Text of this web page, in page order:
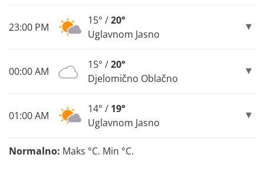
23:00 PM
15° /20°
Uglavnom Jasno
00:00 AM
15° /20°
Djelomično Oblačno
01:00 AM
14° / 19°
Uglavnom Jasno
Normalno: Maks °C. Min °C.